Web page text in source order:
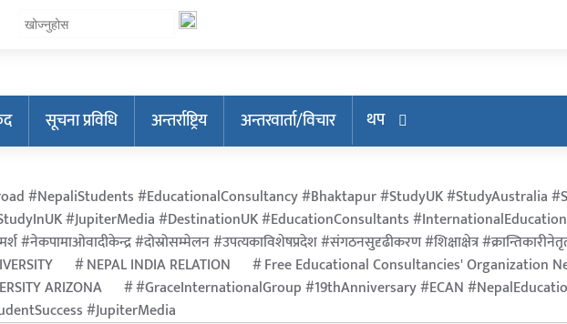
सूचना प्रविधि अन्तर्राष्ट्रिय अन्तरवार्ता/विचार
थप
#NepaliStudents #EducationalConsultancy #Bhaktapur #StudyUK #StudyAustralia
#JupiterMedia #DestinationUK #EducationConsultants
#नेकपामाओवादीकेन्द्र #दोस्रोसम्मेलन #उपत्यकाविशेषप्रदेश #संगठनसुदृढीकरण #शिक्षाक्षेत्र
NEPAL INDIA RELATION Free Educational Consultancies' Organization
ARIZONA
#GraceInternationalGroup #19thAnniversary #ECAN
#JupiterMedia